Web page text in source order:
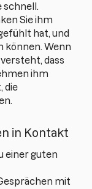
schnell.
Sie ihm
hat, und
können. Wenn
dass
ihm
die
in Kontakt
einer guten
mit